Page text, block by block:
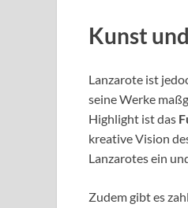
Kunst
Lanzarote ist
seine Werke
Highlight ist das
kreative Vision
Lanzarotes ein
Zudem gibt es